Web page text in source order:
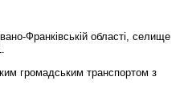
Франківській області, селище
громадським транспортом з